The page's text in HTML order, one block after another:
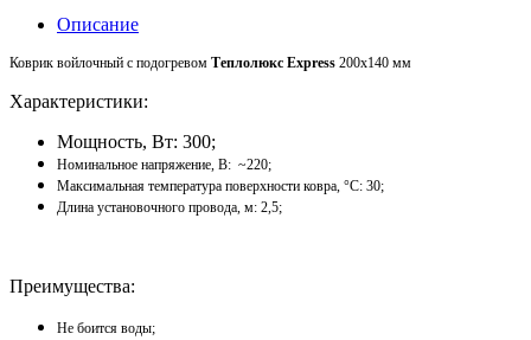
Описание
Коврик войлочный с подогревом Теплолюкс Express 200х140 мм
Характеристики:
Мощность, Вт: 300;
Номинальное напряжение, В: ~220;
Максимальная температура поверхности ковра, °С: 30;
Длина установочного провода, м: 2,5;
Преимущества:
Не боится воды;